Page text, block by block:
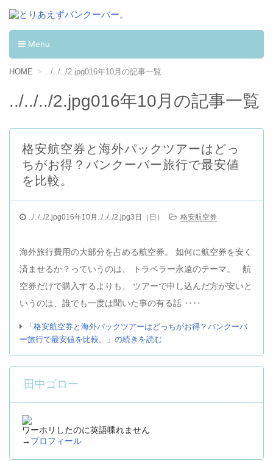
とりあえずバンクーバー。
カナダへワーキングホリデーして学んだ事。
Menu
コンテンツへ移動
HOME ../../../2.jpg016年10月の記事一覧
../../../2.jpg016年10月の記事一覧
格安航空券と海外パックツアーはどっ
ちがお得？バンクーバー旅行で最安値
を比較。
../../../2.jpg016年10月../../../2.jpg3日（日） 格安航空券
海外旅行費用の大部分を占める航空券。 如何に航空券を安く
済ませるか？っていうのは、 トラベラー永遠のテーマ。 航
空券だけで購入するよりも、 ツアーで申し込んだ方が安いと
いうのは、誰でも一度は聞いた事の有る話 ‥‥
「格安航空券と海外パックツアーはどっちがお得？バンクーバ
ー旅行で最安値を比較。」の続きを読む
田中ゴロー
ワーホリしたのに英語喋れません
→ プロフィール